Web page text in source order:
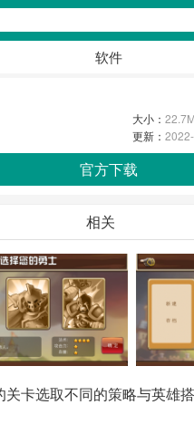
软件
大小：22.7M
更新：
官方下载
相关
卡选取不同的策略与英雄